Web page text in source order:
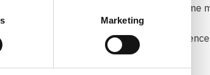
Marketing
med antireflexbehandling som ger värme
ljus
2805 plast skapad av Bayer Material Science
att ta bort